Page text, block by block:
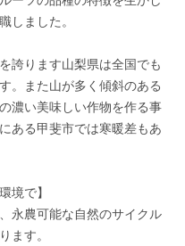
しました。
誇ります山梨県は全国でも
。また山が多く傾斜のある
濃い美味しい作物を作る事
ある甲斐市では寒暖差もあ
境で】
永農可能な自然のサイクル
ます。